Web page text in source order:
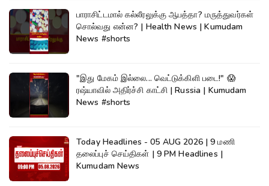
பாராசிட்டமால் கல்லீரலுக்கு ஆபத்தா? மருத்துவர்கள்
சொல்வது என்ன? | Health News | Kumudam
News #shorts
"இது மேகம் இல்லை... வெட்டுக்கிளி படை!" 😱
ரஷ்யாவில் அதிர்ச்சி காட்சி | Russia | Kumudam
News #shorts
Today Headlines - 05 AUG 2026 | 9 மணி
தலைப்புச் செய்திகள் | 9 PM Headlines |
Kumudam News